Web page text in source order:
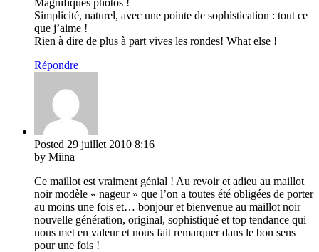
Simplicité, naturel, avec une pointe de sophistication : tout ce
que j’aime !
Rien à dire de plus à part vives les rondes! What else !
Répondre
Posted 29 juillet 2010 8:16
by Miina
Ce maillot est vraiment génial ! Au revoir et adieu au maillot
noir modèle « nageur » que l’on a toutes été obligées de porter
au moins une fois et… bonjour et bienvenue au maillot noir
nouvelle génération, original, sophistiqué et top tendance qui
nous met en valeur et nous fait remarquer dans le bon sens
pour une fois !